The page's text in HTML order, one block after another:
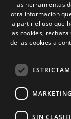
las herramientas
otra información
a partir el uso que
las cookies,
de las cookies a
MARKETING
SIN